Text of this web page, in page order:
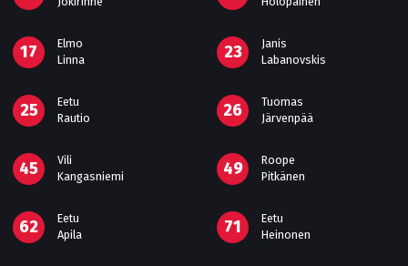
17
Elmo
Linna
23
Janis
Labanovskis
25
Eetu
Rautio
26
Tuomas
Järvenpää
45
Vili
Kangasniemi
49
Roope
Pitkänen
62
Eetu
Apila
71
Eetu
Heinonen